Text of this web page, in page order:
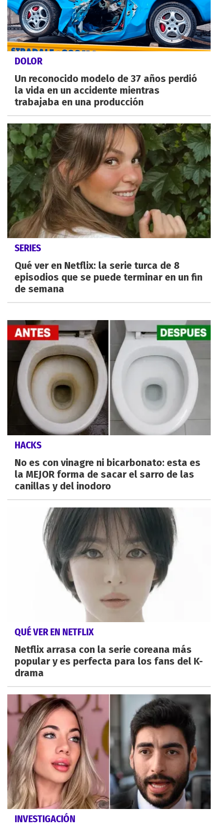
DOLOR
Un reconocido modelo de 37 años perdió
la vida en un accidente mientras
trabajaba en una producción
SERIES
Qué ver en Netflix: la serie turca de 8
episodios que se puede terminar en un fin
de semana
HACKS
No es con vinagre ni bicarbonato: esta es
la MEJOR forma de sacar el sarro de las
canillas y del inodoro
QUÉ VER EN NETFLIX
Netflix arrasa con la serie coreana más
popular y es perfecta para los fans del K-
drama
INVESTIGACIÓN